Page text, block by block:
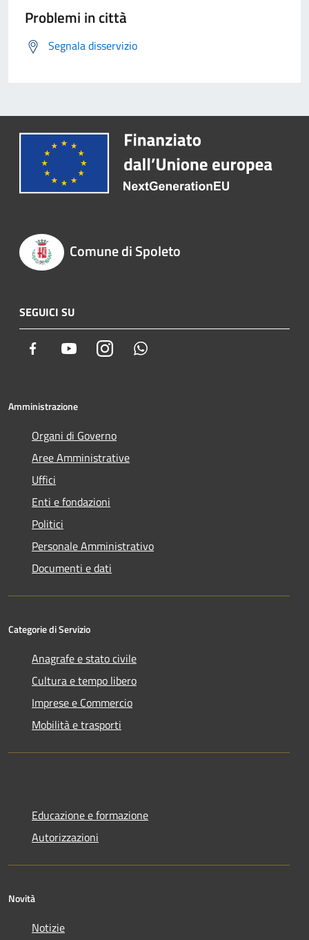
Problemi in città
Segnala disservizio
Comune di Spoleto
SEGUICI SU
Facebook YoutubeInstagram
Amministrazione
Organi di Governo
Aree Amministrative
Uffici
Enti e fondazioni
Politici
Personale Amministrativo
Documenti e dati
Categorie di Servizio
Anagrafe e stato civile
Cultura e tempo libero
Imprese e Commercio
Mobilità e trasporti
Educazione e formazione
Autorizzazioni
Novità
Notizie